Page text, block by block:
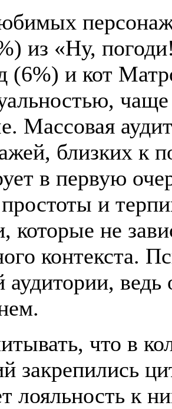
из «Ну,
(6%) и кот
Массовая
близких к
в первую
и
которые не
контекста.
аудитории,
что в
закрепились
лояльность к